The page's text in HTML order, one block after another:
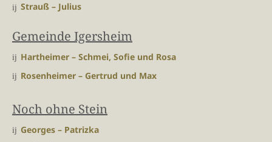
Strauß – Julius
Gemeinde Igersheim
Hartheimer – Schmei, Sofie und Rosa
Rosenheimer – Gertrud und Max
Noch ohne Stein
Georges – Patrizka